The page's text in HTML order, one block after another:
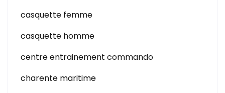
casquette femme
casquette homme
centre entrainement commando
charente maritime